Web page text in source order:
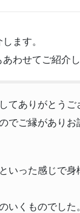
ます。
わせてご紹介し
てありがとうご
でご縁があり
いった感じで
いくものでした